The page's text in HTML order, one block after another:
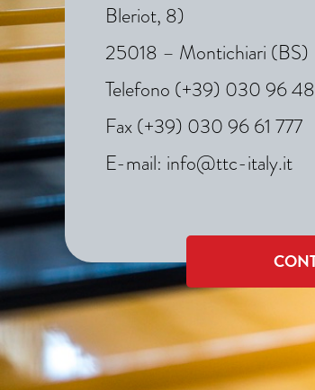
Bleriot, 8)
25018 – Montichiari (BS)
Telefono (+39) 030 96
Fax (+39) 030 96 61 777
E-mail: info@ttc-italy.it